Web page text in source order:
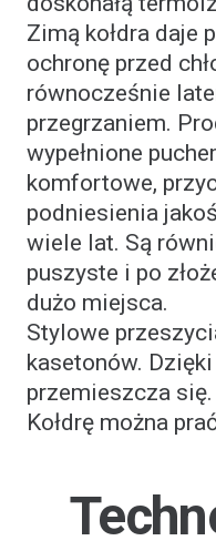
Zimą kołdra daje
ochronę przed
równocześnie
przegrzaniem.
wypełnione
komfortowe,
podniesienia
wiele lat. Są
puszyste i po
dużo miejsca.
Stylowe
kasetonów.
przemieszcza się.
Kołdrę można